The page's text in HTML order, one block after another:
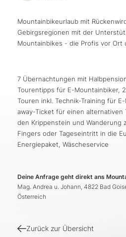
Mountainbikeurlaub mit
Gebirgsregionen mit der
Mountainbikes - die Profis vor Ort
7 Übernachtungen mit
Tourentipps für E-Mountainbiker,
Touren inkl. Technik-Training für
away-Ticket für einen alternativen
den Krippenstein und Wanderung
Fingers oder Tageseintritt in die
Energiepaket, Wäscheservice
Deine Anfrage geht direkt ans
Mag. Andrea u. Johann, 4822 Bad
Österreich
Zurück zur Übersicht